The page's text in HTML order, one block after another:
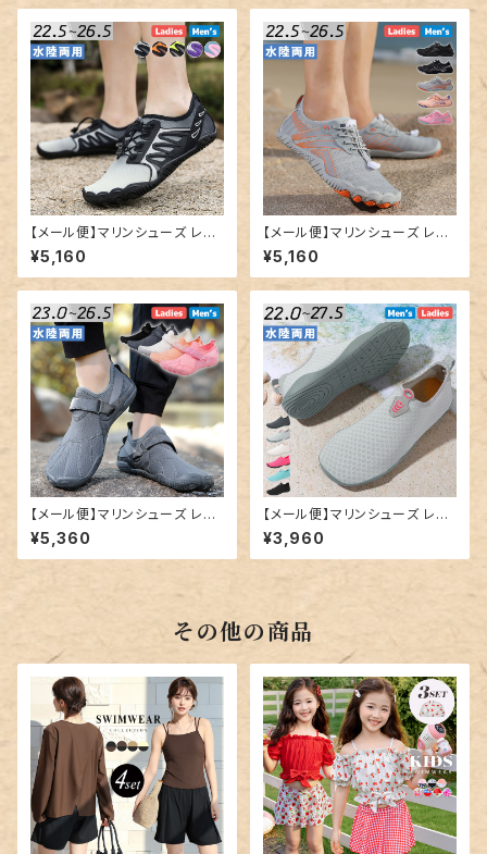
【メール便】マリンシューズ レデ
ィース メンズ 男女兼用 水陸両
用 軽量 アクアシューズ／shoe
s202
¥5,160
【メール便】マリンシューズ レデ
ィース メンズ 男女兼用 水陸両
用 軽量 アクアシューズ／shoe
s201
¥5,160
【メール便】マリンシューズ レデ
ィース メンズ 男女兼用 水陸両
用／shoes200
¥5,360
【メール便】マリンシューズ レデ
ィース メンズ 男女兼用 水陸両
用／shoes192
¥3,960
その他の商品